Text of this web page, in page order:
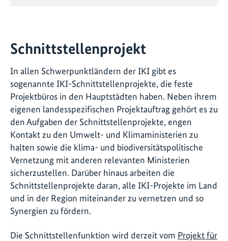
Schnittstellenprojekt
In allen Schwerpunktländern der IKI gibt es
sogenannte IKI-Schnittstellenprojekte, die feste
Projektbüros in den Hauptstädten haben. Neben ihrem
eigenen landesspezifischen Projektauftrag gehört es zu
den Aufgaben der Schnittstellenprojekte, engen
Kontakt zu den Umwelt- und Klimaministerien zu
halten sowie die klima- und biodiversitätspolitische
Vernetzung mit anderen relevanten Ministerien
sicherzustellen. Darüber hinaus arbeiten die
Schnittstellenprojekte daran, alle IKI-Projekte im Land
und in der Region miteinander zu vernetzen und so
Synergien zu fördern.
Die Schnittstellenfunktion wird derzeit vom Projekt für